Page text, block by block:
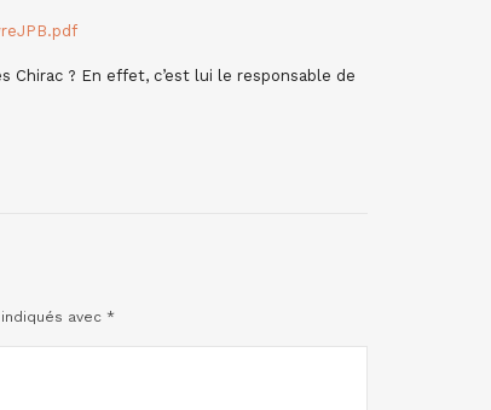
Chirac ? En effet, c’est lui le responsable de
avec *